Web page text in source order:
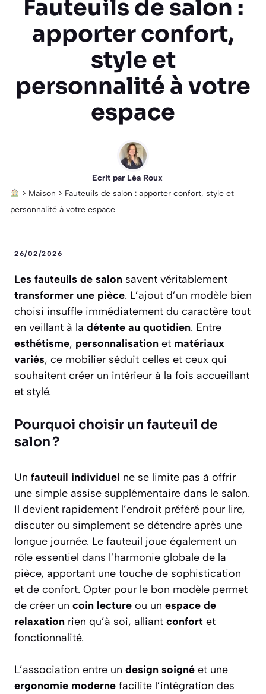
Fauteuils de salon :
apporter confort,
style et
personnalité à votre
espace
Ecrit par Léa Roux
> Maison > Fauteuils de salon : apporter confort, style et
personnalité à votre espace
26/02/2026
Les fauteuils de salon savent véritablement
transformer une pièce. L’ajout d’un modèle bien
choisi insuffle immédiatement du caractère tout
en veillant à la détente au quotidien. Entre
esthétisme, personnalisation et matériaux
variés, ce mobilier séduit celles et ceux qui
souhaitent créer un intérieur à la fois accueillant
et stylé.
Pourquoi choisir un fauteuil de
salon ?
Un fauteuil individuel ne se limite pas à offrir
une simple assise supplémentaire dans le salon.
Il devient rapidement l’endroit préféré pour lire,
discuter ou simplement se détendre après une
longue journée. Le fauteuil joue également un
rôle essentiel dans l’harmonie globale de la
pièce, apportant une touche de sophistication
et de confort. Opter pour le bon modèle permet
de créer un coin lecture ou un espace de
relaxation rien qu’à soi, alliant confort et
fonctionnalité.
L’association entre un design soigné et une
ergonomie moderne facilite l’intégration des